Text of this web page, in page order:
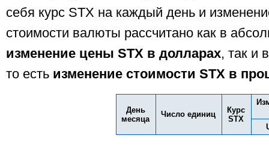
себя курс STX на каждый день и
стоимости валюты рассчитано как в
изменение цены STX в долларах, так и
то есть изменение стоимости STX в
День
месяца
Число единиц
Курс
STX